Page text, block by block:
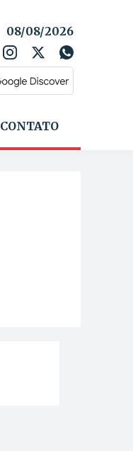
08/08/2026
CONTATO